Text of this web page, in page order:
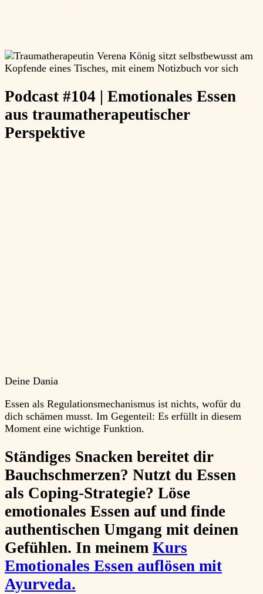
Podcast #104 | Emotionales Essen
aus traumatherapeutischer
Perspektive
Deine Dania
Essen als Regulationsmechanismus ist nichts, wofür du
dich schämen musst. Im Gegenteil: Es erfüllt in diesem
Moment eine wichtige Funktion.
Ständiges Snacken bereitet dir
Bauchschmerzen? Nutzt du Essen
als Coping-Strategie? Löse
emotionales Essen auf und finde
authentischen Umgang mit deinen
Gefühlen. In meinem Kurs
Emotionales Essen auflösen mit
Ayurveda.